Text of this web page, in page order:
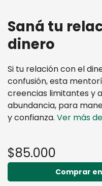
Saná tu
dinero
Si tu relación con el
confusión, esta
creencias limitantes y
abundancia, para
y confianza. Ver más
$85.000
Comprar